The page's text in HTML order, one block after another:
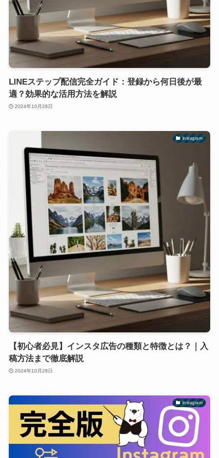
LINEステップ配信完全ガイド：登録から何日後が最
適？効果的な活用方法を解説
2024年10月28日
Instagram
【初心者必見】インスタ広告の種類と特徴とは？｜入
稿方法まで徹底解説
2024年10月28日
Instagram